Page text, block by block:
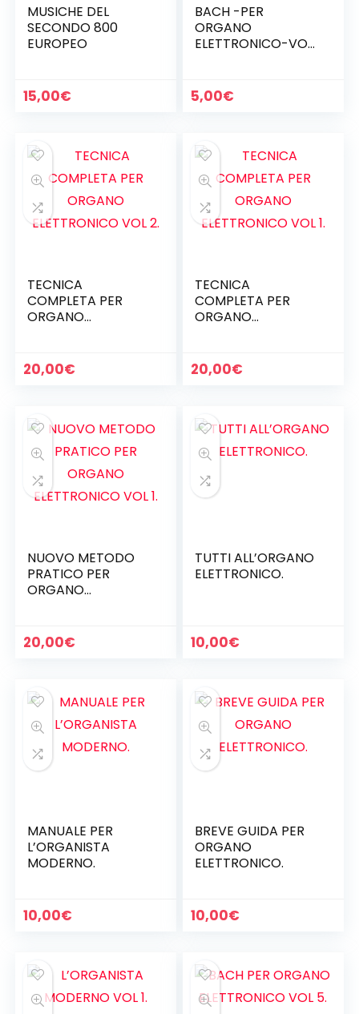
MUSICHE DEL
SECONDO 800
EUROPEO
15,00€
BACH -PER
ORGANO
ELETTRONICO-VOL
5,00€
TECNICA
COMPLETA PER
ORGANO
20,00€
TECNICA
COMPLETA PER
ORGANO
20,00€
NUOVO METODO
PRATICO PER
ORGANO
20,00€
TUTTI ALL’ORGANO
ELETTRONICO.
10,00€
MANUALE PER
L’ORGANISTA
MODERNO.
10,00€
BREVE GUIDA PER
ORGANO
ELETTRONICO.
10,00€